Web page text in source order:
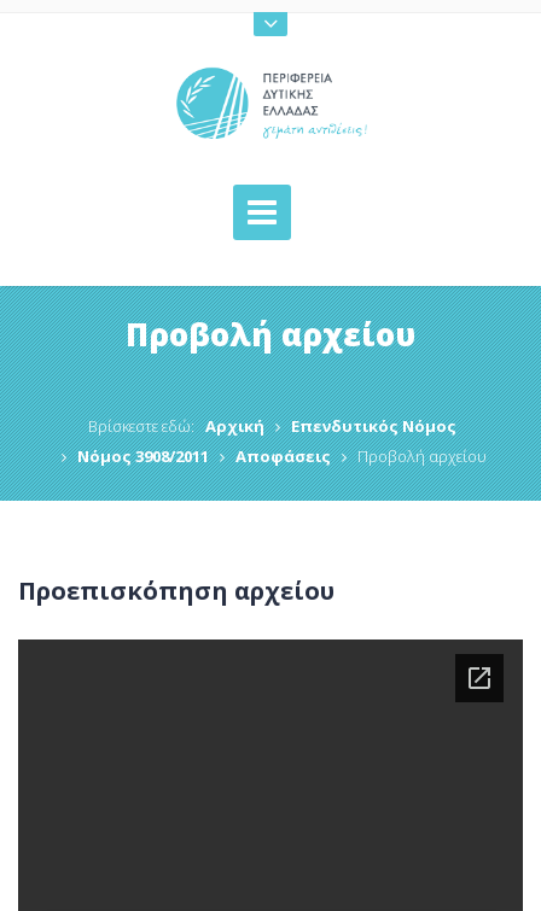
Προβολή αρχείου
Βρίσκεστε εδώ: Αρχική
Επενδυτικός Νόμος
Νόμος 3908/2011
Αποφάσεις Προβολή αρχείου
Προεπισκόπηση αρχείου